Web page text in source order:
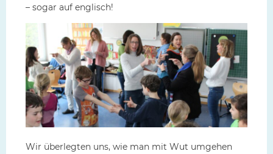
– sogar auf englisch!
Wir überlegten uns, wie man mit Wut umgehen